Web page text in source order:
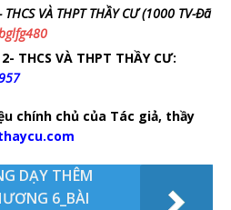
VÀ THPT THẦY CƯ(1000 TV-Đã
THCS VÀ THPT THẦY CƯ:
chính chủ của Tác giả, thầy
DẠY THÊM
6_BÀI